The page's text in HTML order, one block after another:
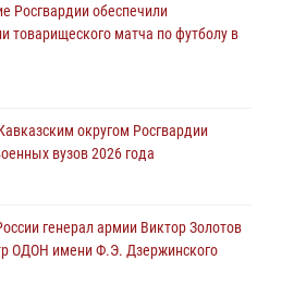
здоровья (видео)
почтил память товарища на
округе Росгвардии отметили
Росгвардии обеспечили
товарищеского матча по футболу в
округом Росгвардии
вузов 2026 года
генерал армии Виктор Золотов
ОДОН имени Ф.Э. Дзержинского